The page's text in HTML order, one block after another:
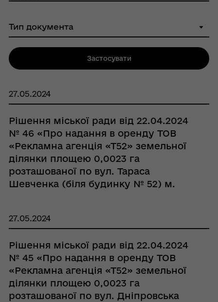
27.05.2024
Рішення міської ради від 22.04.2024
№ 46 «Про надання в оренду ТОВ
«Рекламна агенція «Т52» земельної
ділянки площею 0,0023 га
розташованої по вул. Тараса
Шевченка (біля будинку № 52) м.
27.05.2024
Рішення міської ради від 22.04.2024
№ 45 «Про надання в оренду ТОВ
«Рекламна агенція «Т52» земельної
ділянки площею 0,0023 га
розташованої по вул. Дніпровська
Застосувати